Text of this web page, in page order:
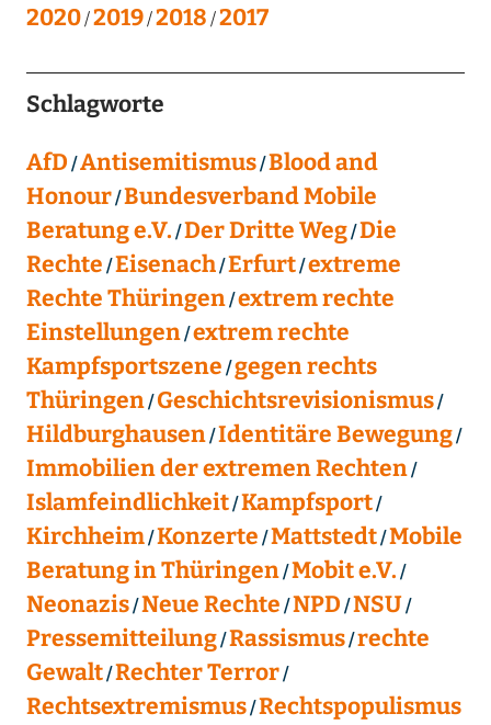
2020 2019 2018 2017
Schlagworte
AfD Antisemitismus Blood and
Honour Bundesverband Mobile
Beratung e.V. Der Dritte Weg Die
Rechte Eisenach Erfurt extreme
Rechte Thüringen extrem rechte
Einstellungen extrem rechte
Kampfsportszene gegen rechts
Thüringen Geschichtsrevisionismus
Hildburghausen Identitäre Bewegung
Immobilien der extremen Rechten
Islamfeindlichkeit Kampfsport
Kirchheim Konzerte Mattstedt Mobile
Beratung in Thüringen Mobit e.V.
Neonazis Neue Rechte NPD NSU
Pressemitteilung Rassismus rechte
Gewalt Rechter Terror
Rechtsextremismus Rechtspopulismus